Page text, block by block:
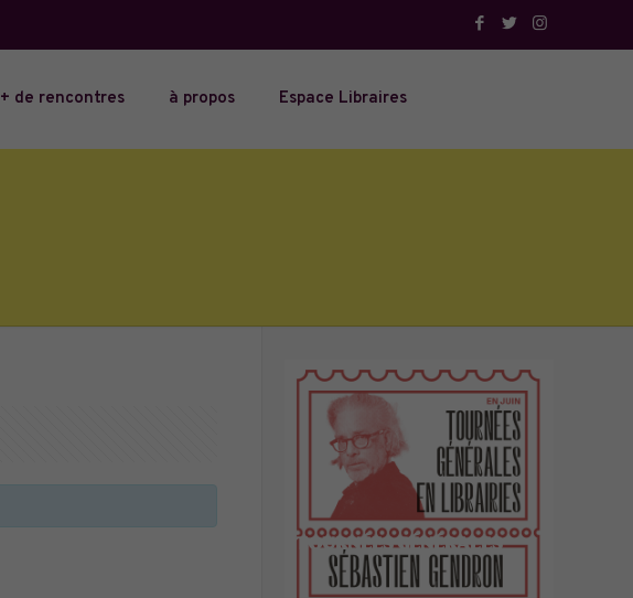
+ de rencontres à propos Espace Libraires
TOURNÉES GÉNÉRALES